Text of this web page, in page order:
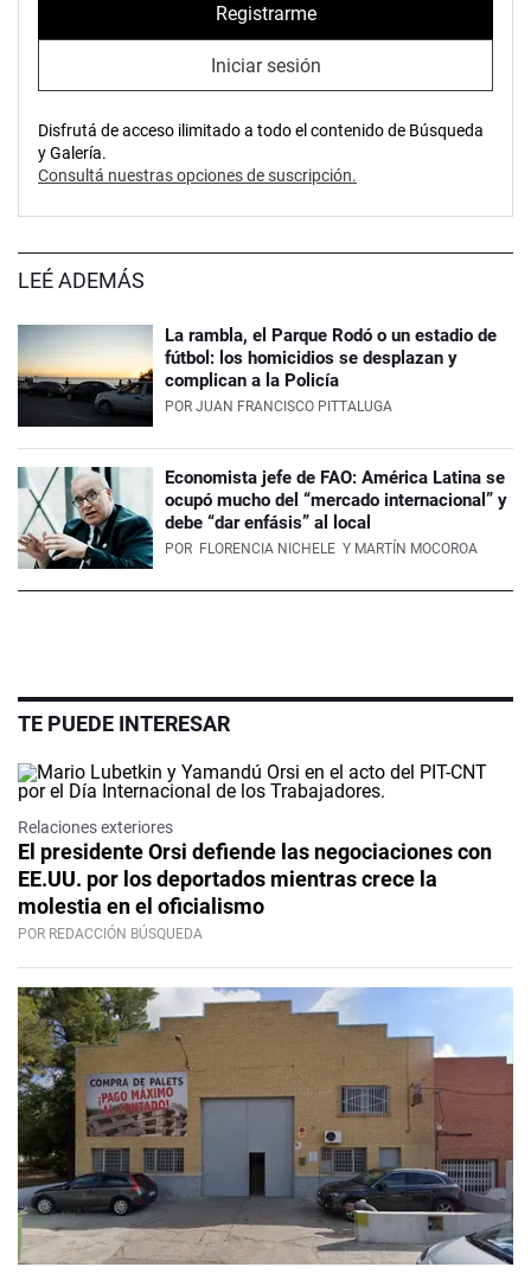
Registrarme
Iniciar sesión
Disfrutá de acceso ilimitado a todo el contenido de Búsqueda
y Galería.
Consultá nuestras opciones de suscripción.
LEÉ ADEMÁS
La rambla, el Parque Rodó o un estadio de
fútbol: los homicidios se desplazan y
complican a la Policía
POR JUAN FRANCISCO PITTALUGA
Economista jefe de FAO: América Latina se
ocupó mucho del “mercado internacional” y
debe “dar enfásis” al local
POR FLORENCIA NICHELE Y MARTÍN MOCOROA
TE PUEDE INTERESAR
Relaciones exteriores
El presidente Orsi defiende las negociaciones con
EE.UU. por los deportados mientras crece la
molestia en el oficialismo
POR REDACCIÓN BÚSQUEDA